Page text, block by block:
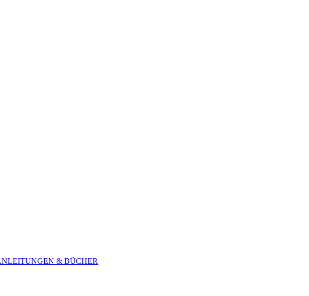
& BÜCHER